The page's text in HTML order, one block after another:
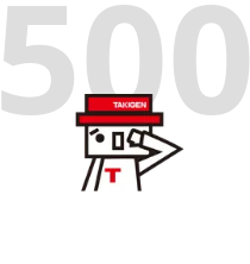
500